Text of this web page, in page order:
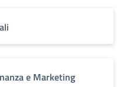
e Marketing